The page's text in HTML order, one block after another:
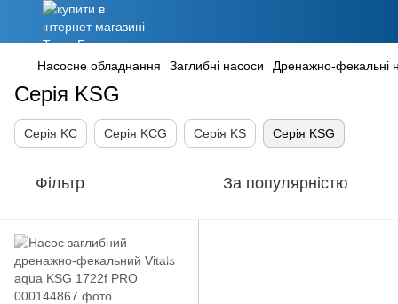
Насосне обладнання Заглибні насоси Дренажно-фекальні
Серія KSG
Серія KC Серія KCG Серія KS Серія KSG
Фільтр За популярністю